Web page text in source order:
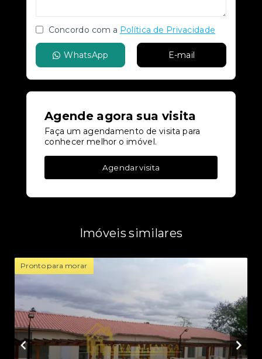
Concordo com a Política de Privacidade
WhatsApp E-mail
Agende agora sua visita
Faça um agendamento de visita para
conhecer melhor o imóvel.
Agendar visita
Imóveis similares
Pronto para morar